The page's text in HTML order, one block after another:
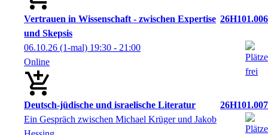
Vertrauen in Wissenschaft - zwischen Expertise
und Skepsis
26H101.006
06.10.26 (1-mal) 19:30 - 21:00
Online
Deutsch-jüdische und israelische Literatur
26H101.007
Ein Gespräch zwischen Michael Krüger und Jakob